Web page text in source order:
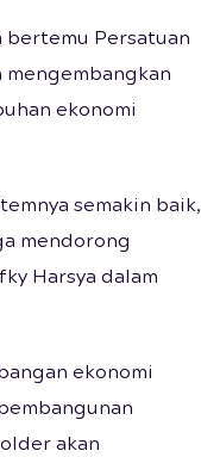
bertemu Persatuan
mengembangkan
ekonomi
semakin baik,
mendorong
Harsya dalam
ekonomi
akan